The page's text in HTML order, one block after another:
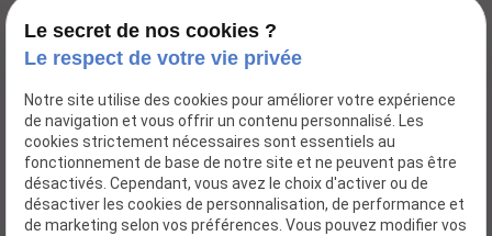
Accueil
Actualités
Dossier d'inscription
Le secret de nos cookies ?
Le respect de votre vie privée
Notre site utilise des cookies pour améliorer votre expérience
de navigation et vous offrir un contenu personnalisé. Les
cookies strictement nécessaires sont essentiels au
fonctionnement de base de notre site et ne peuvent pas être
désactivés. Cependant, vous avez le choix d'activer ou de
désactiver les cookies de personnalisation, de performance et
de marketing selon vos préférences. Vous pouvez modifier vos